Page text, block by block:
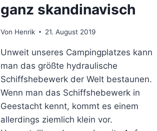
ganz skandinavisch
Von Henrik 21. August 2019
Unweit unseres Campingplatzes kann
man das größte hydraulische
Schiffshebewerk der Welt bestaunen.
Wenn man das Schiffshebewerk in
Geestacht kennt, kommt es einem
allerdings ziemlich klein vor.